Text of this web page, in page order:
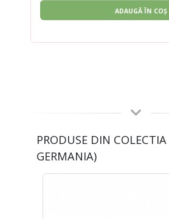
ADAUGĂ ÎN COȘ
PRODUSE DIN COLECTIA
GERMANIA)